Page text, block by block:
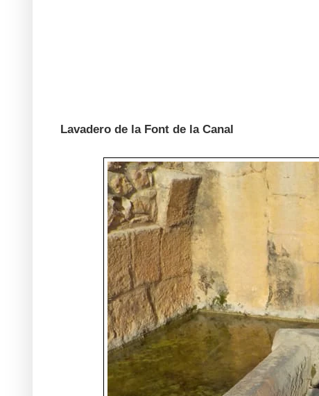
Lavadero de la Font de la Canal